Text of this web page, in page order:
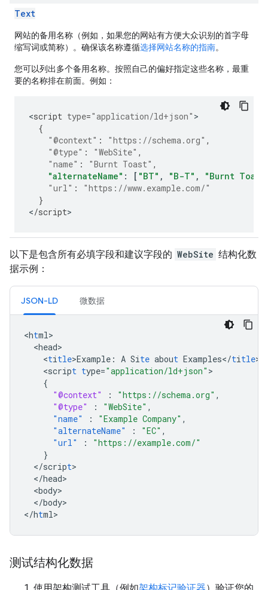
Text
网站的备用名称（例如，如果您的网站有方便大众识别的首字母
缩写词或简称）。确保该名称遵循选择网站名称的指南。
您可以列出多个备用名称。按照自己的偏好指定这些名称，最重
要的名称排在前面。例如：
<script type="application/ld+json"
{
"@context" : "https://schema.org" ,
"@type" : "WebSite" ,
"name" : "Burnt Toast" ,
"alternateName" : [ "BT" , "B-T" ,
"Burnt Toast
"url" :
"https://www.example.com/"
}
</script>
以下是包含所有必填字段和建议字段的 WebSite 结构化数
据示例：
JSON-LD 微数据
<html
<head
<title>Example : A Site about Examples</title
<script type="application/ld+json"
{
"@context"
: "https://schema.org" ,
"@type"
: "WebSite" ,
"name"
: "Example Company" ,
"alternateName"
: "EC" ,
"url"
:
"https://example.com/"
}
</script
</head
<body
</body>
</html>
测试结构化数据